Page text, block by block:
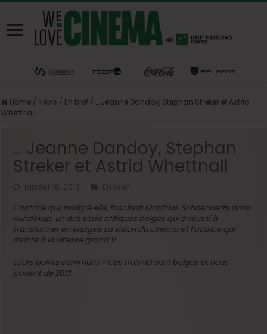
Home / News / En bref / … Jeanne Dandoy, Stephan Streker et Astrid
Whettnall
… Jeanne Dandoy, Stephan
Streker et Astrid Whettnall
En bref
L’actrice qui; malgré elle, fascinait Matthias Schoenaerts dans
Rundskop, un des seuls critiques belges qui a réussi à
transformer en images sa vision du cinéma et l’actrice qui
monte à la vitesse grand V.
Leurs points communs ? Ces trois-là sont belges et nous
parlent de 2013.